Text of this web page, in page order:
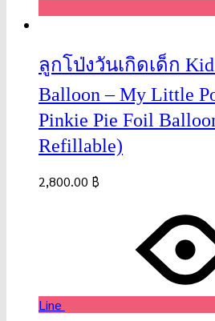
ลูกโป่งวันเกิดเด็ก
Balloon – My Little
Pinkie Pie Foil
Refillable)
2,800.00 ฿
Line